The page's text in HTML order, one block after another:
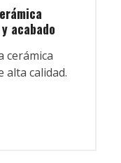
acabado
cerámica
alta calidad.